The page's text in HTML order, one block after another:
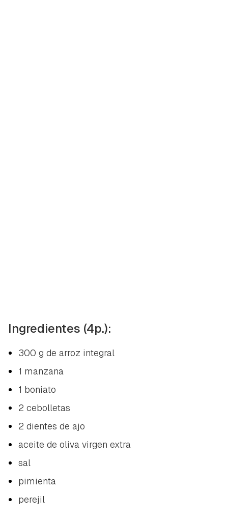
Ingredientes (4p.):
300 g de arroz integral
1 manzana
1 boniato
2 cebolletas
2 dientes de ajo
aceite de oliva virgen extra
sal
pimienta
perejil